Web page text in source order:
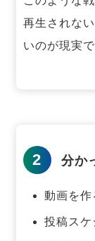
再生されな
いのが現実で
2 分か
動画を作
投稿スケ